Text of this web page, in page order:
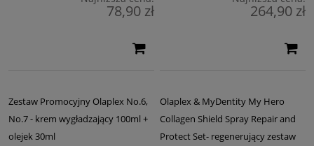
78,90 zł 264,90 zł
Zestaw Promocyjny Olaplex No.6,
No.7 - krem wygładzający 100ml +
olejek 30ml
Olaplex & MyDentity My Hero
Collagen Shield Spray Repair and
Protect Set- regenerujący zestaw